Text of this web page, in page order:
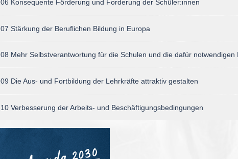
06 Konsequente Förderung und Forderung der Schüler:innen
07 Stärkung der Beruflichen Bildung in Europa
08 Mehr Selbstverantwortung für die Schulen und die dafür notwendigen
09 Die Aus- und Fortbildung der Lehrkräfte attraktiv gestalten
10 Verbesserung der Arbeits- und Beschäftigungsbedingungen